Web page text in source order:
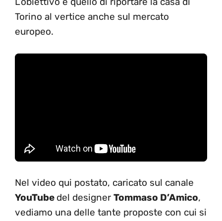
Torino al vertice anche sul mercato
europeo.
Nel video qui postato, caricato sul canale
YouTube del designer Tommaso D’Amico,
vediamo una delle tante proposte con cui si